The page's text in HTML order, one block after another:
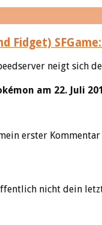
neigt sich
am 22. Juli
erster
nicht dein